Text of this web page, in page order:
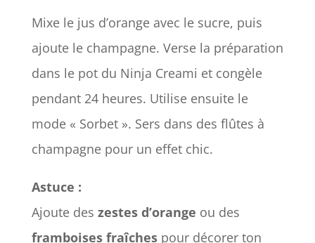
Mixe le jus d’orange avec le sucre, puis
ajoute le champagne. Verse la préparation
dans le pot du Ninja Creami et congèle
pendant 24 heures. Utilise ensuite le
mode « Sorbet ». Sers dans des flûtes à
champagne pour un effet chic.
Astuce :
Ajoute des zestes d’orange ou des
framboises fraîchespour décorer ton